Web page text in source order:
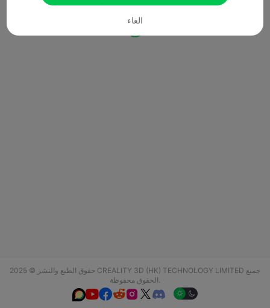
حقوق الطبع والنشر © 2025 CREALITY 3D (HK) TECHNOLOGY LIMITED جميع
الحقوق محفوظة.
  
الغاء